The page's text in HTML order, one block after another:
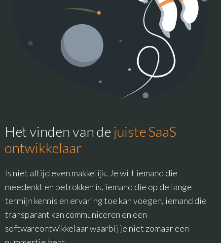
Het vinden van de juiste SaaS
ontwikkelaar
Is niet altijd even makkelijk. Je wilt iemand die
meedenkt en betrokken is, iemand die op de lange
termijn kennis en ervaring toe kan voegen, iemand die
transparant kan communiceren en een
softwareontwikkelaar waarbij je niet zomaar een